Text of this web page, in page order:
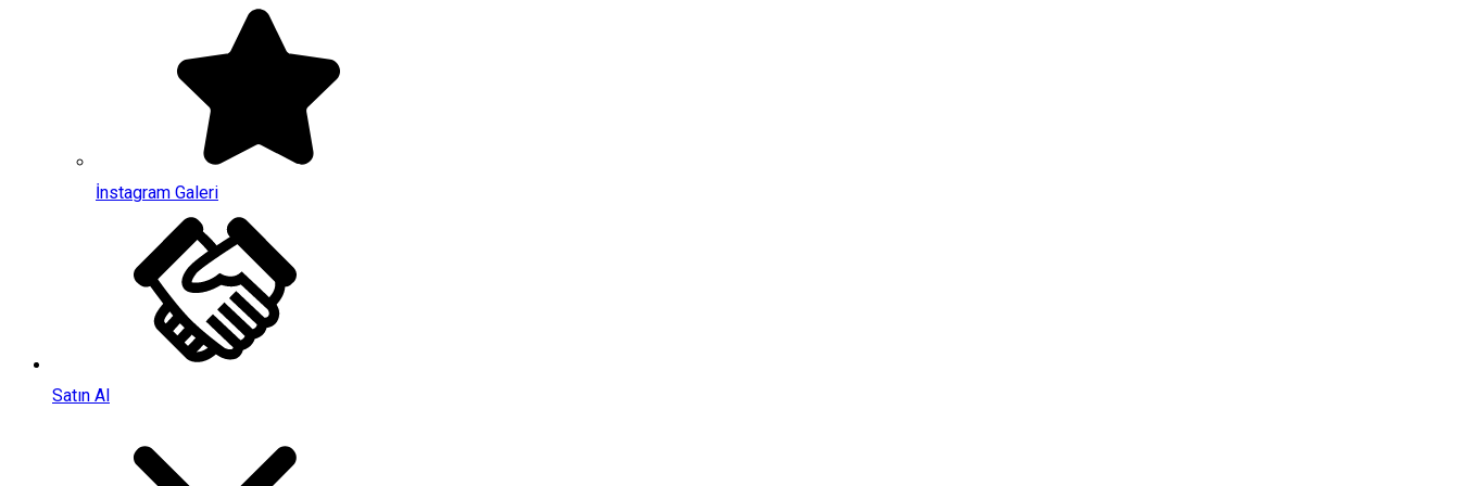
İnstagram Galeri
Satın Al